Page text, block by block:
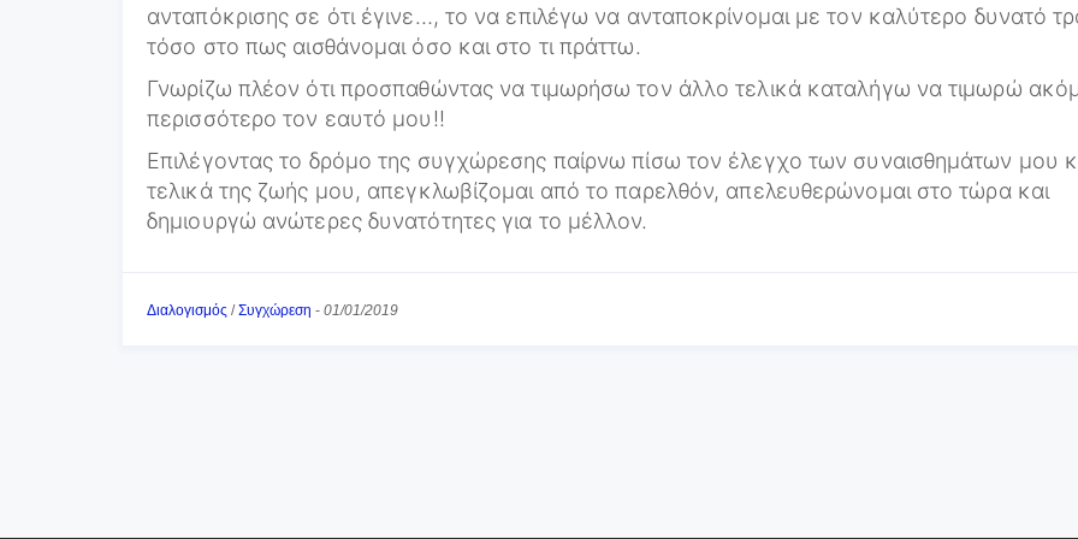
ανταπόκρισης σε ότι έγινε…, το να επιλέγω να ανταποκρίνομαι με τον καλύτερο δυνατό
τόσο στο πως αισθάνομαι όσο και στο τι πράττω.
Γνωρίζω πλέον ότι προσπαθώντας να τιμωρήσω τον άλλο τελικά καταλήγω να τιμωρώ
περισσότερο τον εαυτό μου!!
Επιλέγοντας το δρόμο της συγχώρεσης παίρνω πίσω τον έλεγχο των συναισθημάτων μου
τελικά της ζωής μου, απεγκλωβίζομαι από το παρελθόν, απελευθερώνομαι στο τώρα και
δημιουργώ ανώτερες δυνατότητες για το μέλλον.
Διαλογισμός /Συγχώρεση - 01/01/2019